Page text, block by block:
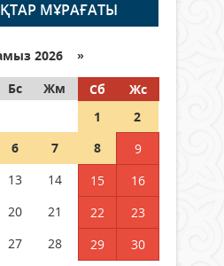
168
Қазақстан
дауыс бере
МҰРАҒАТЫ
2026 »
Бс Жм Сб
Жс
1
2
6 7 8
9
13 14 15
16
20 21 22
23
27 28 29
30